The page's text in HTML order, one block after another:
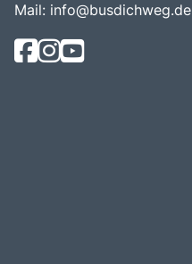
Mail: info@busdichweg.de